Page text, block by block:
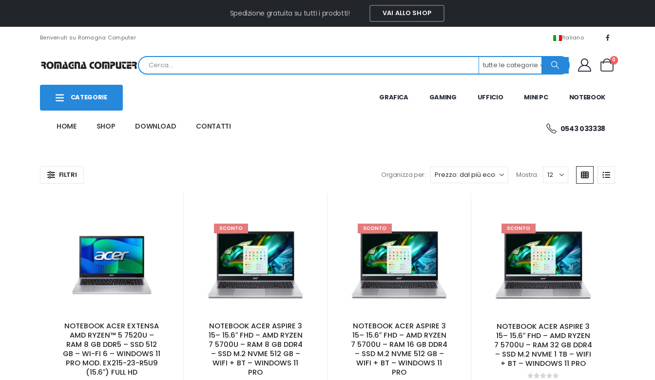
Spedizione gratuita su tutti i prodotti! VAI ALLO SHOP
Benvenuti su Romagna Computer Italiano
tutte le categorie
0
CATEGORIE
HOME SHOP DOWNLOAD CONTATTI
GRAFICA GAMING UFFICIO MINI PC NOTEBOOK
0543 033338
FILTRI Organizza per: Mostra:
NOTEBOOK ACER EXTENSA
AMD RYZEN™ 5 7520U –
RAM 8 GB DDR5 – SSD 512
GB – WI-FI 6 – WINDOWS 11
PRO MOD. EX215-23-R5U9
(15.6″) FULL HD
SCONTO
NOTEBOOK ACER ASPIRE 3
15– 15.6″ FHD – AMD RYZEN
7 5700U – RAM 8 GB DDR4
– SSD M.2 NVME 512 GB –
WIFI + BT – WINDOWS 11
PRO
SCONTO
NOTEBOOK ACER ASPIRE 3
15– 15.6″ FHD – AMD RYZEN
7 5700U – RAM 16 GB DDR4
– SSD M.2 NVME 512 GB –
WIFI + BT – WINDOWS 11
PRO
SCONTO
NOTEBOOK ACER ASPIRE 3
15– 15.6″ FHD – AMD RYZEN
7 5700U – RAM 32 GB DDR4
– SSD M.2 NVME 1 TB – WIFI
+ BT – WINDOWS 11 PRO